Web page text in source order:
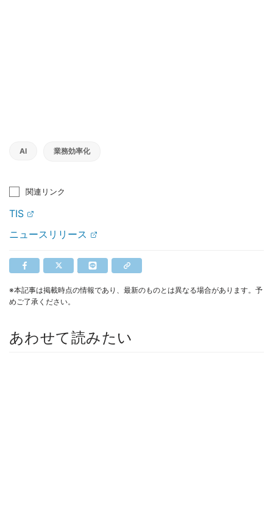
AI 業務効率化
関連リンク
TIS
ニュースリリース
※本記事は掲載時点の情報であり、最新のものとは異なる場合があります。予
めご了承ください。
あわせて読みたい